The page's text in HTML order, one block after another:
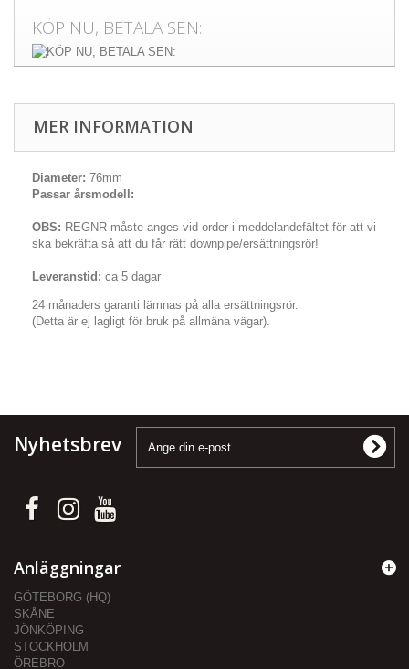
KÖP NU, BETALA SEN:
MER INFORMATION
Diameter: 76mm
Passar årsmodell:
OBS: REGNR måste anges vid order i meddelandefältet för att vi
ska bekräfta så att du får rätt downpipe/ersättningsrör!
Leveranstid: ca 5 dagar
24 månaders garanti lämnas på alla ersättningsrör.
(Detta är ej lagligt för bruk på allmäna vägar).
Nyhetsbrev
Anläggningar
GÖTEBORG (HQ)
SKÅNE
JÖNKÖPING
STOCKHOLM
ÖREBRO